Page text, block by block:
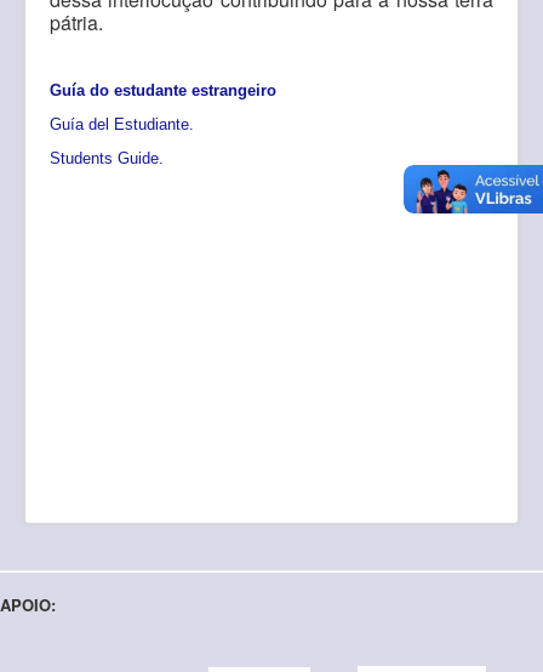
pátria.
Guía do estudante estrangeiro
Guía del Estudiante.
Students Guide.
APOIO: